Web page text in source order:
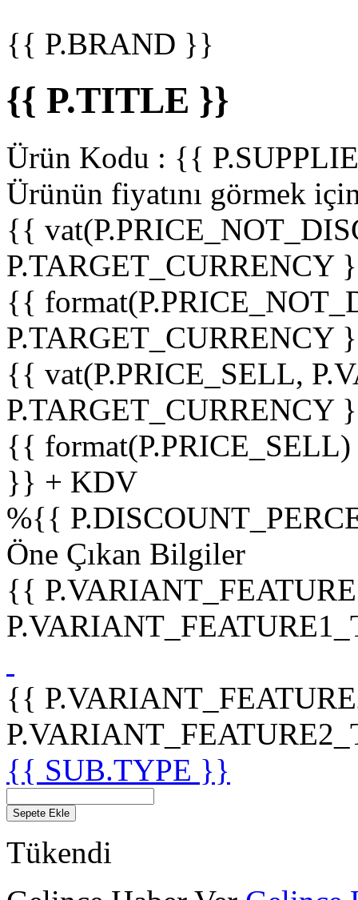
{{ P.BRAND }}
{{ P.TITLE }}
Ürün Kodu : {{
Ürünün fiyatını görmek
{{
P.TARGET_CURRENCY
{{
P.TARGET_CURRENCY
{{ vat(P.PRICE_SELL,
P.TARGET_CURRENCY
{{
}} + KDV
%{{
Öne Çıkan Bilgiler
{{
{{
{{ SUB.TYPE }}
Sepete Ekle
Tükendi